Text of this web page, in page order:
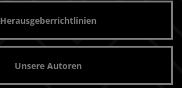
Herausgeberrichtlinien
Unsere Autoren